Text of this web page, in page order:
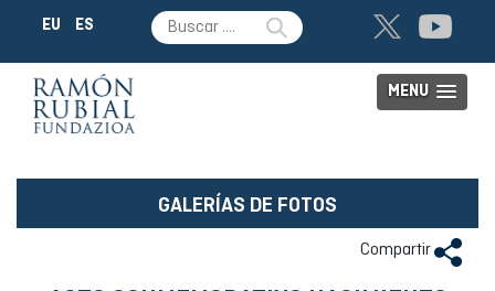
EU ES
MENU
GALERÍAS DE FOTOS
Compartir